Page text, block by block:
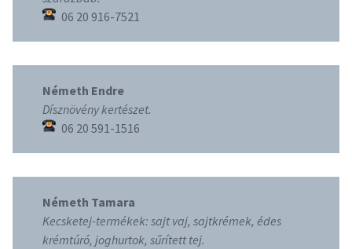
06 20 916-7521
Németh Endre
Dísznövény kertészet.
06 20 591-1516
Németh Tamara
Kecsketej-termékek: sajt vaj, sajtkrémek, édes
krémtúró, joghurtok, sűrített tej.